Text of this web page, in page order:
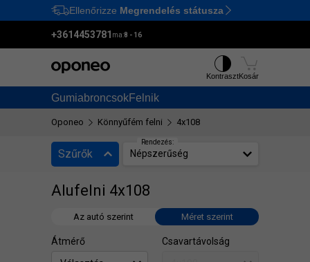
Ctrl M
Ellenőrizze Megrendelés státusza
+3614453781 ma:8 - 16
GumiabroncsokFelnik
KontrasztKosár
Oponeo Könnyűfém felni 4x108
Szűrők
Alufelni 4x108
Az autó szerint Méret szerint
Átmérő Csavartávolság
Rendezés:
Népszerűség